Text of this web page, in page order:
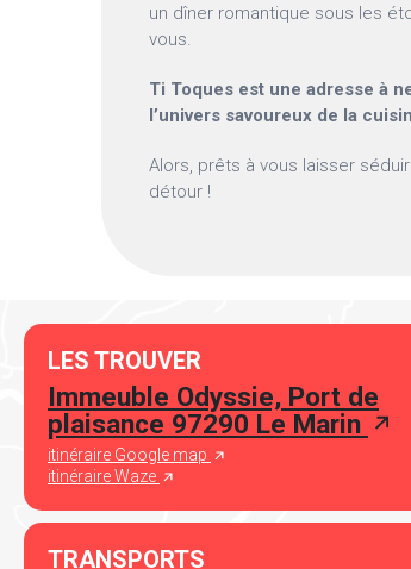
un dîner romantique sous les
vous.
Ti Toques est une adresse à
l’univers savoureux de la
Alors, prêts à vous laisser
détour !
LES TROUVER
Immeuble Odyssie, Port de
plaisance 97290 Le Marin
itinéraire Google map
itinéraire Waze
TRANSPORTS